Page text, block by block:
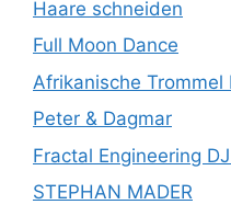
Haare schneiden
Full Moon Dance
Afrikanische Trommel
Peter & Dagmar
Fractal Engineering
STEPHAN MADER